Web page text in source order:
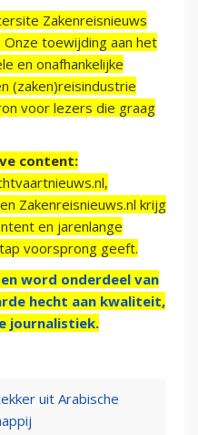
Zakenreisnieuws
toewijding aan het
en onafhankelijke
(zaken)reisindustrie
voor lezers die graag
content:
Zakenreisnieuws.nl krijg
en jarenlange
voorsprong geeft.
word onderdeel van
hecht aan kwaliteit,
journalistiek.
uit Arabische